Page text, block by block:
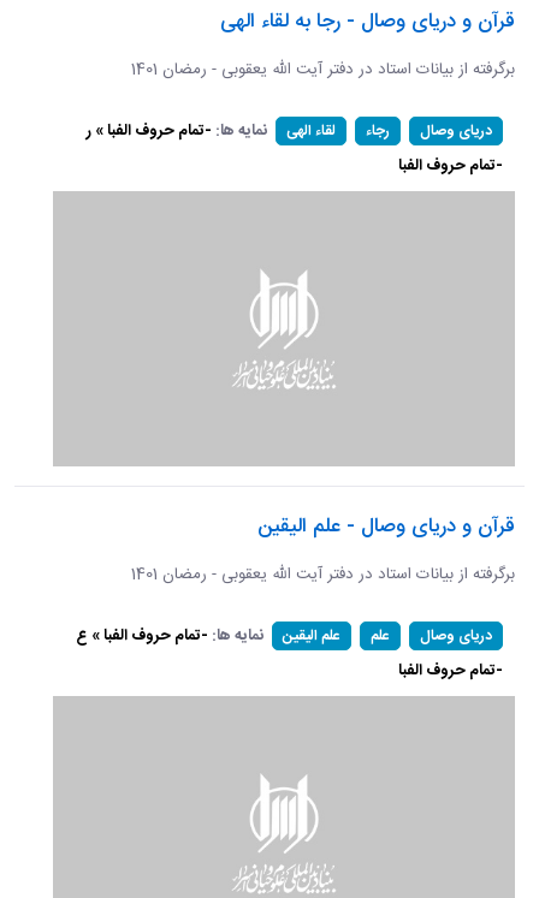
قرآن و دریای وصال - رجا به لقاء الهی
برگرفته از بیانات استاد در دفتر آیت الله یعقوبی - رمضان 1401
دریای وصال رجاء لقاء الهی نمایه ها: -تمام حروف الفبا » ر
-تمام حروف الفبا
قرآن و دریای وصال - علم الیقین
برگرفته از بیانات استاد در دفتر آیت الله یعقوبی - رمضان 1401
دریای وصال علم علم الیقین نمایه ها: -تمام حروف الفبا » ع
-تمام حروف الفبا